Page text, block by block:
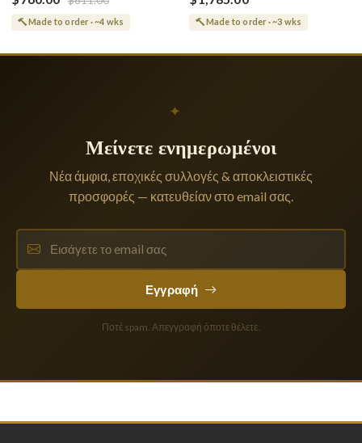
Made to order · ~4 wks Made to order · ~3 wks
✦
Μείνετε ενημερωμένοι
Νέα άμφια, εποχικές συλλογές & αποκλειστικές
προσφορές — κατευθείαν στο email σας.
Εγγραφή
Ποτέ spam. Απεγγραφή όποτε θέλετε.